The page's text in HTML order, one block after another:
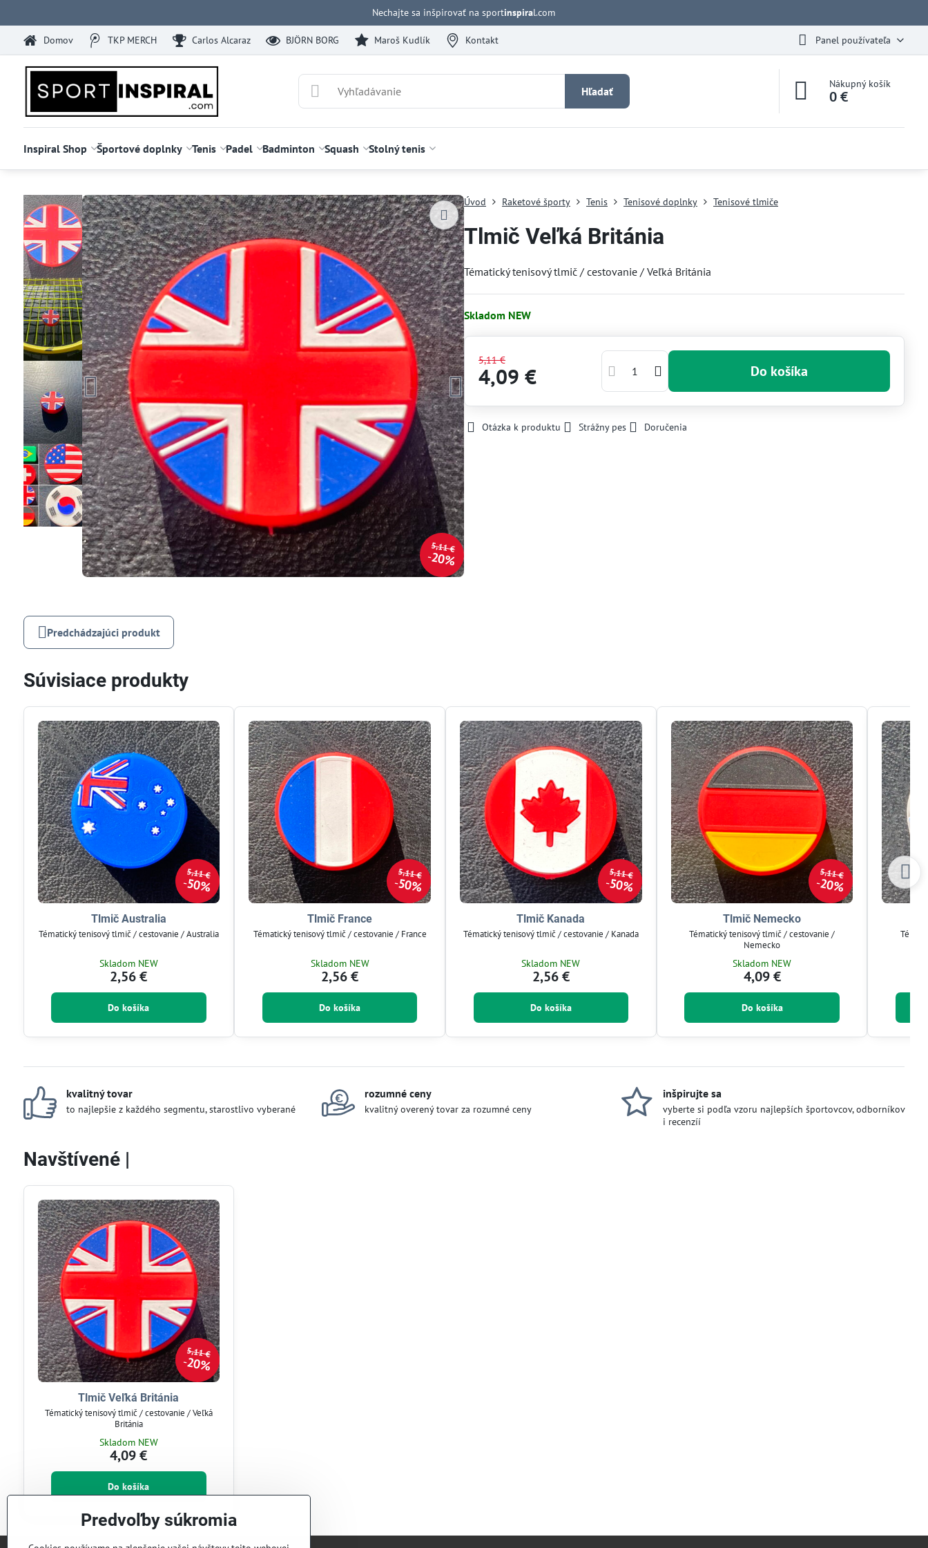
Nechajte sa inšpirovať na sportinspiral.com
Domov TKP MERCH Carlos Alcaraz BJÖRN BORG Maroš Kudlík Kontakt Panel používateľa
Hľadať
Nákupný košík
0 €
Inspiral Shop Športové doplnky Tenis Padel Badminton Squash Stolný tenis
5,11 €
20%
Úvod Raketové športy Tenis Tenisové doplnky Tenisové tlmiče
Tlmič Veľká Británia
Tématický tenisový tlmič / cestovanie / Veľká Británia
Skladom NEW
5,11 €
4,09 € Do košíka
Otázka k produktu Strážny pes Doručenia
Predchádzajúci produkt
Súvisiace produkty
5,11 €
50%
Tlmič Australia
Tématický tenisový tlmič / cestovanie / Australia
Skladom NEW
2,56 €
Do košíka
5,11 €
50%
Tlmič France
Tématický tenisový tlmič / cestovanie / France
Skladom NEW
2,56 €
Do košíka
5,11 €
50%
Tlmič Kanada
Tématický tenisový tlmič / cestovanie / Kanada
Skladom NEW
2,56 €
Do košíka
5,11 €
20%
Tlmič Nemecko
Tématický tenisový tlmič / cestovanie /
Nemecko
Skladom NEW
4,09 €
Do košíka
kvalitný tovar
to najlepšie z každého segmentu, starostlivo vyberané
rozumné ceny
kvalitný overený tovar za rozumné ceny
inšpirujte sa
vyberte si podľa vzoru najlepších športovcov, odborníkov
i recenzíí
Navštívené |
5,11 €
20%
Tlmič Veľká Británia
Tématický tenisový tlmič / cestovanie / Veľká
Británia
Skladom NEW
4,09 €
Do košíka
Predvoľby súkromia